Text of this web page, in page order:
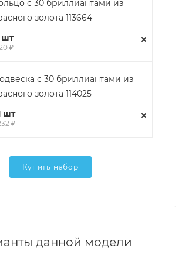
с 30 бриллиантами из
золота 113664
шт
₽
с 30 бриллиантами из
золота 114025
шт
₽
Купить набор
данной модели